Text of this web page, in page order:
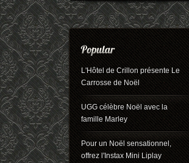
L'Hôtel de Crillon présente Le
Carrosse de Noël
UGG célèbre Noël avec la
famille Marley
Pour un Noël sensationnel,
offrez l'Instax Mini Liplay